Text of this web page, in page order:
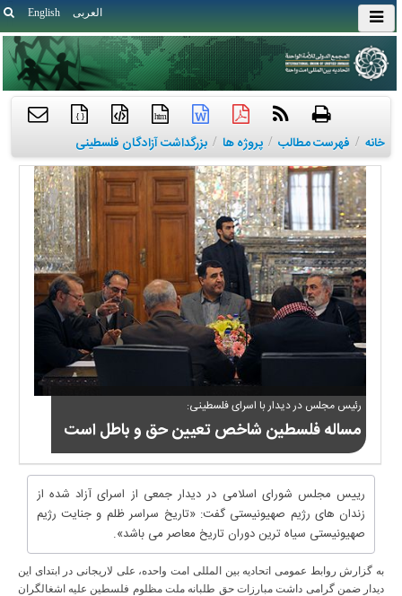
English العربی
htm
{ }
خانه / فهرست مطالب / پروژه ها / بزرگداشت آزادگان فلسطینی
رئیس مجلس در دیدار با اسرای فلسطینی:
مساله فلسطین شاخص تعیین حق و باطل است
رییس مجلس شورای اسلامی در دیدار جمعی از اسرای آزاد شده از
زندان های رژیم صهیونیستی گفت: «تاریخ سراسر ظلم و جنایت رژیم
صهیونیستی سیاه ترین دوران تاریخ معاصر می باشد».
به گزارش روابط عمومی اتحادیه بین المللی امت واحده، علی لاریجانی در ابتدای این
دیدار ضمن گرامی داشت مبارزات حق طلبانه ملت مظلوم فلسطین علیه اشغالگران